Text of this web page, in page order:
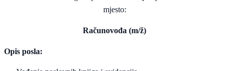
mjesto:
Računovođa (m/ž)
Opis posla: